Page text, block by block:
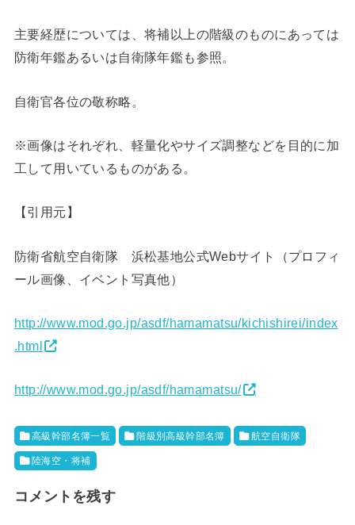
主要経歴については、将補以上の階級のものにあっては
防衛年鑑あるいは自衛隊年鑑も参照。
自衛官各位の敬称略。
※画像はそれぞれ、軽量化やサイズ調整などを目的に加
工して用いているものがある。
【引用元】
防衛省航空自衛隊 浜松基地公式Webサイト（プロフィ
ール画像、イベント写真他）
http://www.mod.go.jp/asdf/hamamatsu/kichishirei/index
.html
http://www.mod.go.jp/asdf/hamamatsu/
高級幹部名簿一覧 階級別高級幹部名簿 航空自衛隊
陸海空・将補
コメントを残す